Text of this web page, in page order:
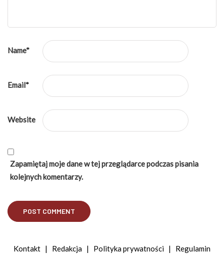
Name*
Email*
Website
Zapamiętaj moje dane w tej przeglądarce podczas pisania
kolejnych komentarzy.
Kontakt | Redakcja | Polityka prywatności | Regulamin